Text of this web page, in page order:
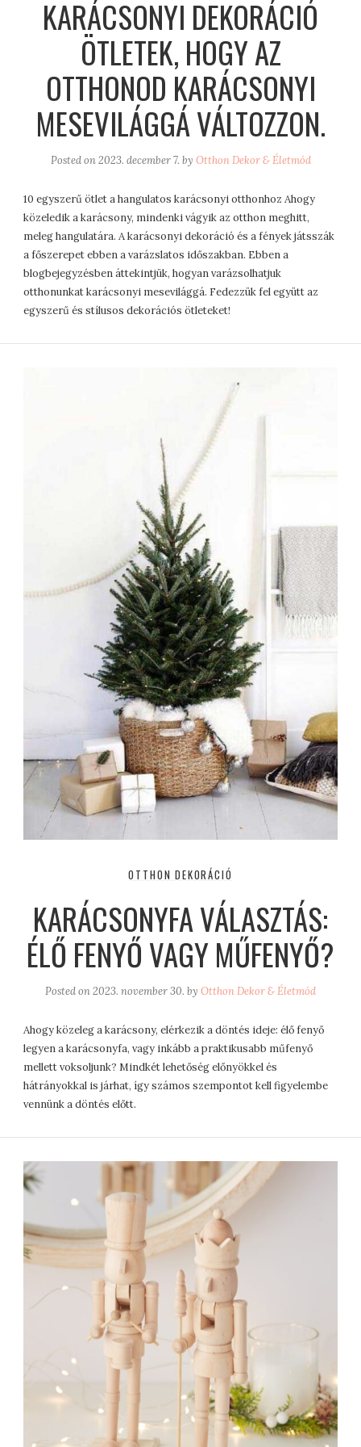
KARÁCSONYI DEKORÁCIÓ
ÖTLETEK, HOGY AZ
OTTHONOD KARÁCSONYI
MESEVILÁGGÁ VÁLTOZZON.
Posted on2023. december 7. by Otthon Dekor & Életmód
10 egyszerű ötlet a hangulatos karácsonyi otthonhoz Ahogy
közeledik a karácsony, mindenki vágyik az otthon meghitt,
meleg hangulatára. A karácsonyi dekoráció és a fények játsszák
a főszerepet ebben a varázslatos időszakban. Ebben a
blogbejegyzésben áttekintjük, hogyan varázsolhatjuk
otthonunkat karácsonyi mesevilággá. Fedezzük fel együtt az
egyszerű és stílusos dekorációs ötleteket!
OTTHON DEKORÁCIÓ
KARÁCSONYFA VÁLASZTÁS:
ÉLŐ FENYŐ VAGY MŰFENYŐ?
Posted on2023. november 30. by Otthon Dekor & Életmód
Ahogy közeleg a karácsony, elérkezik a döntés ideje: élő fenyő
legyen a karácsonyfa, vagy inkább a praktikusabb műfenyő
mellett voksoljunk? Mindkét lehetőség előnyökkel és
hátrányokkal is járhat, így számos szempontot kell figyelembe
vennünk a döntés előtt.